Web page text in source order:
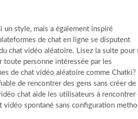
style, mais a également inspiré
de chat en ligne se disputent
chat vidéo aléatoire. Lisez la suite pour
personne intéressée par les
de chat vidéo aléatoire comme Chatki?
de rencontrer des gens sans créer de
chat aide les utilisateurs à rencontrer
vidéo spontané sans configuration